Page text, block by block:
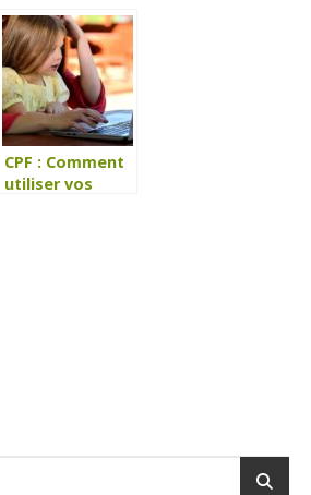
réinventé
CPF : Comment
utiliser vos